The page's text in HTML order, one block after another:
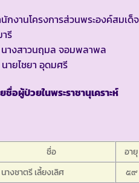
กงานโครงการส่วนพระองค์สมเ
รี
างสาวนฤมล จอมพลาพล
ายไชยา อุดมศรี
ชื่อผู้ป่วยในพระราชานุเคราะห์
ชื่อ อายุ
างชาตรี เลี้ยงเลิศ
๕๙